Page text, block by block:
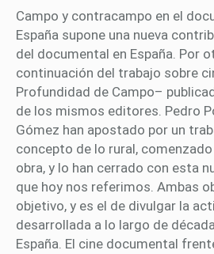
Campo y contracampo en el
España supone una nueva
del documental en España. Por
continuación del trabajo sobre
Profundidad de Campo–
de los mismos editores. Pedro
Gómez han apostado por un
concepto de lo rural,
obra, y lo han cerrado con esta
que hoy nos referimos. Ambas
objetivo, y es el de divulgar la
desarrollada a lo largo de
España. El cine documental